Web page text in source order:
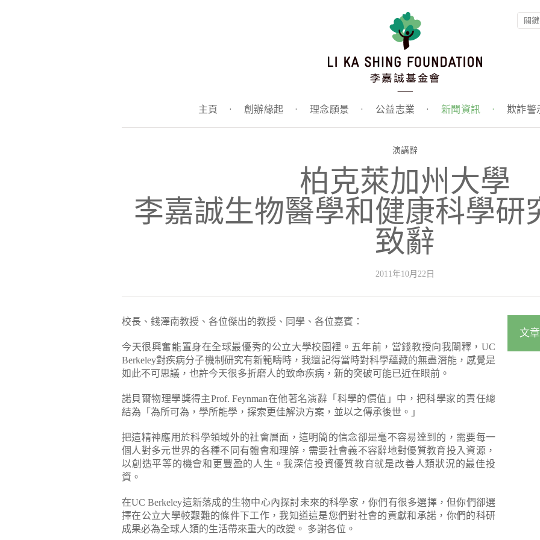
主頁 · 創辦緣起 · 理念願景 · 公益志業 · 新聞資訊 · 欺詐警
演講辭
柏克萊加州大學
李嘉誠生物醫學和健康科學研
致辭
2011年10月22日
校長、錢澤南教授、各位傑出的教授、同學、各位嘉賓：
今天很興奮能置身在全球最優秀的公立大學校園裡。五年前，當錢教授向我闡釋，UC
Berkeley對疾病分子機制研究有新範疇時，我還記得當時對科學蘊藏的無盡潛能，感覺是
如此不可思議，也許今天很多折磨人的致命疾病，新的突破可能已近在眼前。
諾貝爾物理學獎得主Prof. Feynman在他著名演辭「科學的價值」中，把科學家的責任總
結為「為所可為，學所能學，探索更佳解決方案，並以之傳承後世。」
把這精神應用於科學領域外的社會層面，這明簡的信念卻是毫不容易達到的，需要每一
個人對多元世界的各種不同有體會和理解，需要社會義不容辭地對優質教育投入資源，
以創造平等的機會和更豐盈的人生。我深信投資優質教育就是改善人類狀況的最佳投
資。
在UC Berkeley這新落成的生物中心內探討未來的科學家，你們有很多選擇，但你們卻選
擇在公立大學較艱難的條件下工作，我知道這是您們對社會的貢獻和承諾，你們的科研
成果必為全球人類的生活帶來重大的改變。 多謝各位。
文